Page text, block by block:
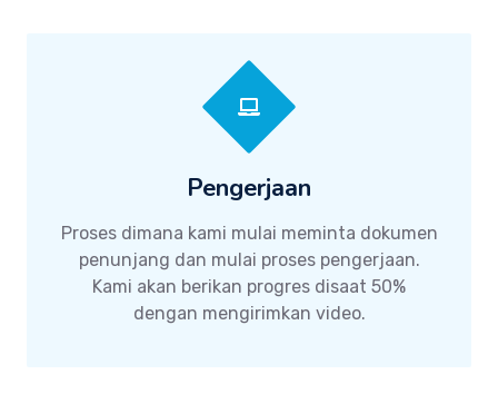
Pengerjaan
Proses dimana kami mulai meminta dokumen
penunjang dan mulai proses pengerjaan.
Kami akan berikan progres disaat 50%
dengan mengirimkan video.